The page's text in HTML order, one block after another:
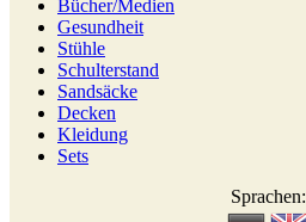
Bücher/Medien
Gesundheit
Stühle
Schulterstand
Sandsäcke
Decken
Kleidung
Sets
Sprachen: